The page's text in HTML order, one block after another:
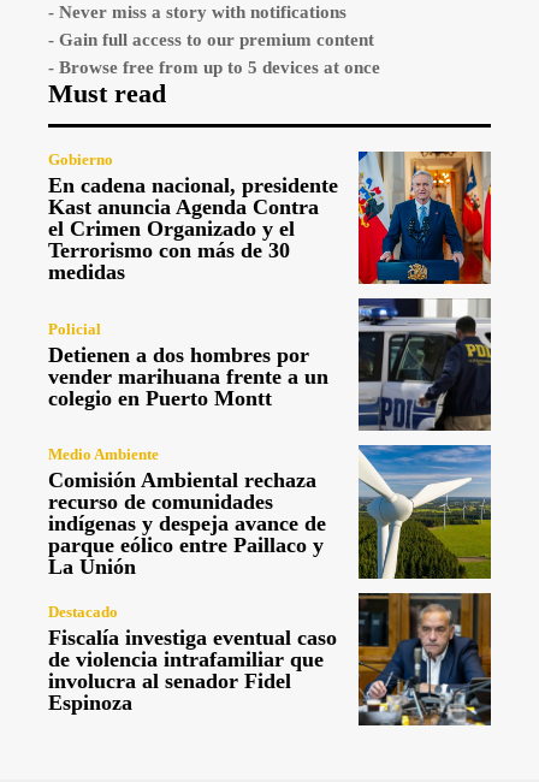
- Never miss a story with notifications
- Gain full access to our premium content
- Browse free from up to 5 devices at once
Must read
Gobierno
En cadena nacional, presidente
Kast anuncia Agenda Contra
el Crimen Organizado y el
Terrorismo con más de 30
medidas
Policial
Detienen a dos hombres por
vender marihuana frente a un
colegio en Puerto Montt
Medio Ambiente
Comisión Ambiental rechaza
recurso de comunidades
indígenas y despeja avance de
parque eólico entre Paillaco y
La Unión
Destacado
Fiscalía investiga eventual caso
de violencia intrafamiliar que
involucra al senador Fidel
Espinoza